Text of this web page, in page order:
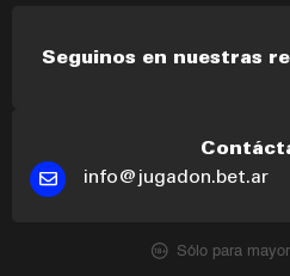
Seguinos en nuestras
info@jugadon.bet.ar
Sólo para